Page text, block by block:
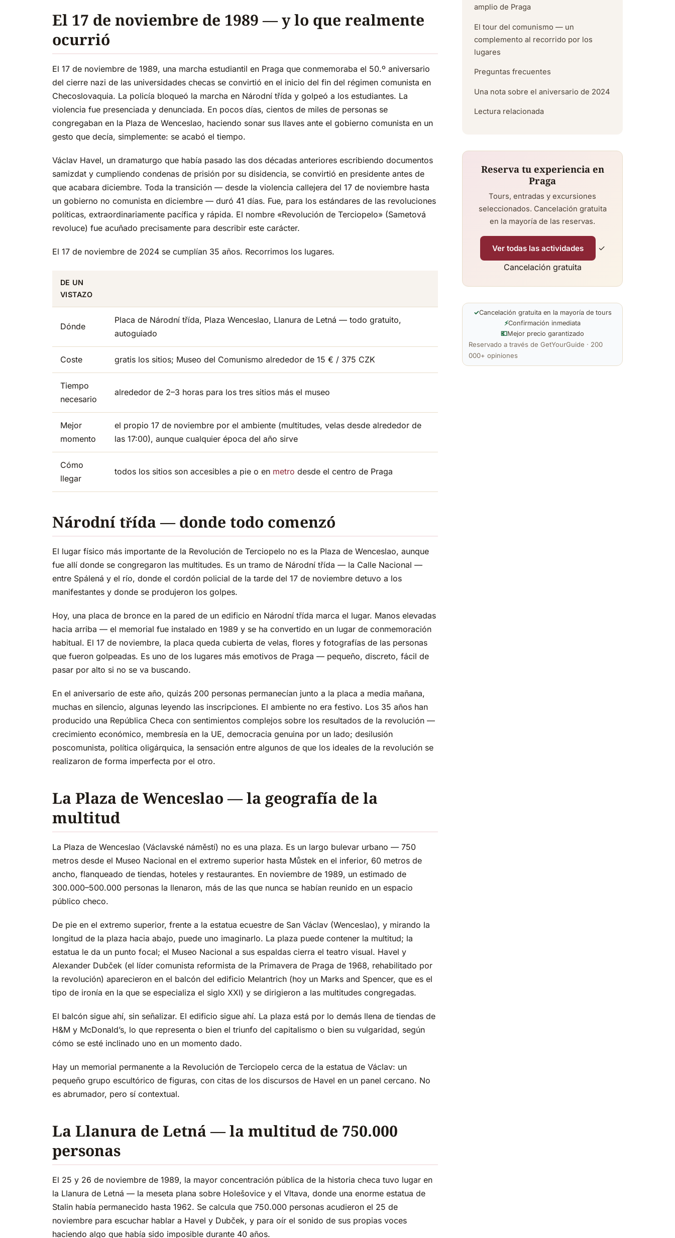
El 17 de noviembre de 1989 — y lo que realmente
ocurrió
El 17 de noviembre de 1989, una marcha estudiantil en Praga que conmemoraba el 50.º aniversario
del cierre nazi de las universidades checas se convirtió en el inicio del fin del régimen comunista en
Checoslovaquia. La policía bloqueó la marcha en Národní třída y golpeó a los estudiantes. La
violencia fue presenciada y denunciada. En pocos días, cientos de miles de personas se
congregaban en la Plaza de Wenceslao, haciendo sonar sus llaves ante el gobierno comunista en un
gesto que decía, simplemente: se acabó el tiempo.
Václav Havel, un dramaturgo que había pasado las dos décadas anteriores escribiendo documentos
samizdat y cumpliendo condenas de prisión por su disidencia, se convirtió en presidente antes de
que acabara diciembre. Toda la transición — desde la violencia callejera del 17 de noviembre hasta
un gobierno no comunista en diciembre — duró 41 días. Fue, para los estándares de las revoluciones
políticas, extraordinariamente pacífica y rápida. El nombre «Revolución de Terciopelo» (Sametová
revoluce) fue acuñado precisamente para describir este carácter.
El 17 de noviembre de 2024 se cumplían 35 años. Recorrimos los lugares.
DE UN
VISTAZO
Dónde
Placa de Národní třída, Plaza Wenceslao, Llanura de Letná — todo gratuito,
autoguiado
Coste gratis los sitios; Museo del Comunismo alrededor de 15 € / 375 CZK
Tiempo
necesario
alrededor de 2–3 horas para los tres sitios más el museo
Mejor
momento
el propio 17 de noviembre por el ambiente (multitudes, velas desde alrededor de
las 17:00), aunque cualquier época del año sirve
Cómo
llegar
todos los sitios son accesibles a pie o en metro desde el centro de Praga
Národní třída — donde todo comenzó
El lugar físico más importante de la Revolución de Terciopelo no es la Plaza de Wenceslao, aunque
fue allí donde se congregaron las multitudes. Es un tramo de Národní třída — la Calle Nacional —
entre Spálená y el río, donde el cordón policial de la tarde del 17 de noviembre detuvo a los
manifestantes y donde se produjeron los golpes.
Hoy, una placa de bronce en la pared de un edificio en Národní třída marca el lugar. Manos elevadas
hacia arriba — el memorial fue instalado en 1989 y se ha convertido en un lugar de conmemoración
habitual. El 17 de noviembre, la placa queda cubierta de velas, flores y fotografías de las personas
que fueron golpeadas. Es uno de los lugares más emotivos de Praga — pequeño, discreto, fácil de
pasar por alto si no se va buscando.
En el aniversario de este año, quizás 200 personas permanecían junto a la placa a media mañana,
muchas en silencio, algunas leyendo las inscripciones. El ambiente no era festivo. Los 35 años han
producido una República Checa con sentimientos complejos sobre los resultados de la revolución —
crecimiento económico, membresía en la UE, democracia genuina por un lado; desilusión
poscomunista, política oligárquica, la sensación entre algunos de que los ideales de la revolución se
realizaron de forma imperfecta por el otro.
La Plaza de Wenceslao — la geografía de la
multitud
La Plaza de Wenceslao (Václavské náměstí) no es una plaza. Es un largo bulevar urbano — 750
metros desde el Museo Nacional en el extremo superior hasta Můstek en el inferior, 60 metros de
ancho, flanqueado de tiendas, hoteles y restaurantes. En noviembre de 1989, un estimado de
300.000–500.000 personas la llenaron, más de las que nunca se habían reunido en un espacio
público checo.
De pie en el extremo superior, frente a la estatua ecuestre de San Václav (Wenceslao), y mirando la
longitud de la plaza hacia abajo, puede uno imaginarlo. La plaza puede contener la multitud; la
estatua le da un punto focal; el Museo Nacional a sus espaldas cierra el teatro visual. Havel y
Alexander Dubček (el líder comunista reformista de la Primavera de Praga de 1968, rehabilitado por
la revolución) aparecieron en el balcón del edificio Melantrich (hoy un Marks and Spencer, que es el
tipo de ironía en la que se especializa el siglo XXI) y se dirigieron a las multitudes congregadas.
El balcón sigue ahí, sin señalizar. El edificio sigue ahí. La plaza está por lo demás llena de tiendas de
H&M y McDonald’s, lo que representa o bien el triunfo del capitalismo o bien su vulgaridad, según
cómo se esté inclinado uno en un momento dado.
Hay un memorial permanente a la Revolución de Terciopelo cerca de la estatua de Václav: un
pequeño grupo escultórico de figuras, con citas de los discursos de Havel en un panel cercano. No
es abrumador, pero sí contextual.
La Llanura de Letná — la multitud de 750.000
personas
El 25 y 26 de noviembre de 1989, la mayor concentración pública de la historia checa tuvo lugar en
la Llanura de Letná — la meseta plana sobre Holešovice y el Vltava, donde una enorme estatua de
Stalin había permanecido hasta 1962. Se calcula que 750.000 personas acudieron el 25 de
noviembre para escuchar hablar a Havel y Dubček, y para oír el sonido de sus propias voces
haciendo algo que había sido imposible durante 40 años.
amplio de Praga
El tour del comunismo — un
complemento al recorrido por los
lugares
Preguntas frecuentes
Una nota sobre el aniversario de 2024
Lectura relacionada
Reserva tu experiencia en
Praga
Tours, entradas y excursiones
seleccionados. Cancelación gratuita
en la mayoría de las reservas.
Ver todas las actividades
✓
Cancelación gratuita
✓Cancelación gratuita en la mayoría de tours
⚡Confirmación inmediata
💶Mejor precio garantizado
Reservado a través de GetYourGuide · 200
000+ opiniones